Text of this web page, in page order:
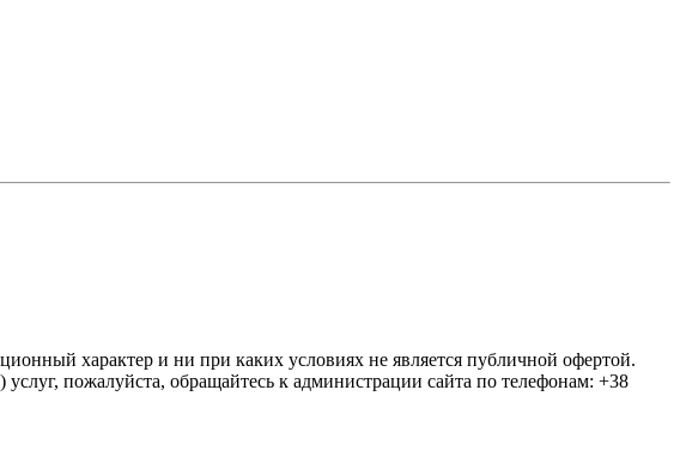
характер и ни при каких условиях не является публичной офертой.
пожалуйста, обращайтесь к администрации сайта по телефонам: +38